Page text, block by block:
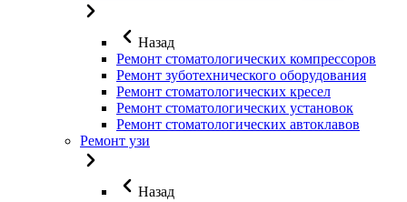
Назад
Ремонт стоматологических компрессоров
Ремонт зуботехнического оборудования
Ремонт стоматологических кресел
Ремонт стоматологических установок
Ремонт стоматологических автоклавов
Ремонт узи
Назад